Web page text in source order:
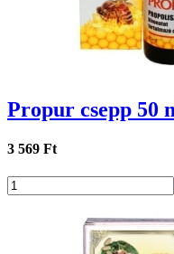
Propur csepp 50
3 569 Ft